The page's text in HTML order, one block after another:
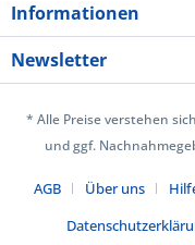
Informationen
Newsletter
* Alle Preise verstehen
und ggf.
AGB Über uns